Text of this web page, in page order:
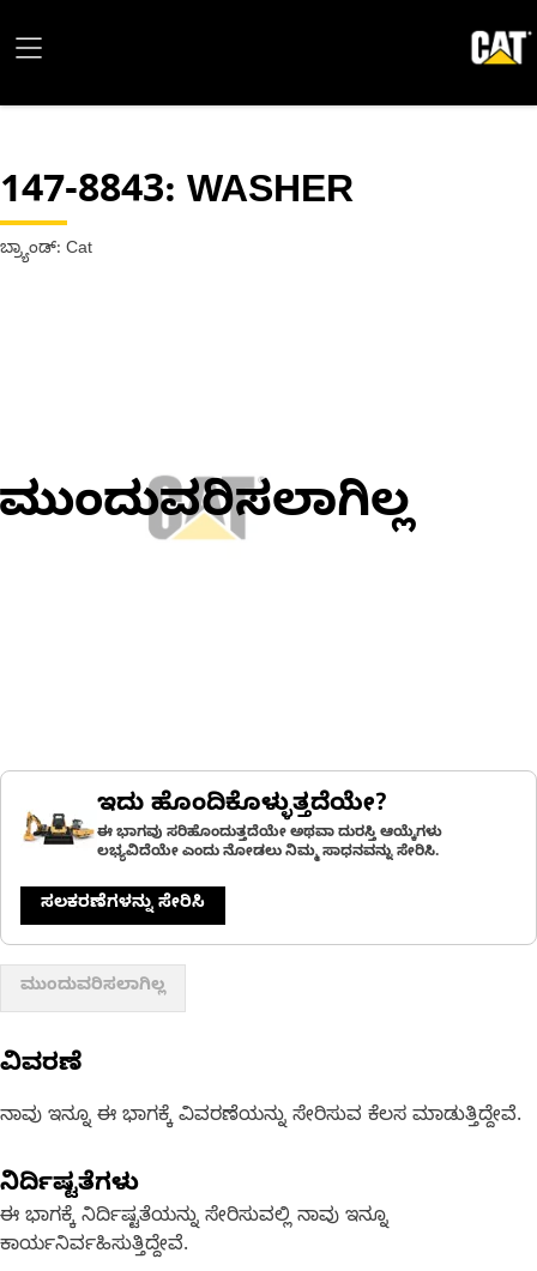
147-8843: WASHER
ಬ್ರ್ಯಾಂಡ್: Cat
ಮುಂದುವರಿಸಲಾಗಿಲ್ಲ
ಇದು ಹೊಂದಿಕೊಳ್ಳುತ್ತದೆಯೇ?
ಈ ಭಾಗವು ಸರಿಹೊಂದುತ್ತದೆಯೇ ಅಥವಾ ದುರಸ್ತಿ ಆಯ್ಕೆಗಳು
ಲಭ್ಯವಿದೆಯೇ ಎಂದು ನೋಡಲು ನಿಮ್ಮ ಸಾಧನವನ್ನು ಸೇರಿಸಿ.
ಸಲಕರಣೆಗಳನ್ನು ಸೇರಿಸಿ
ಮುಂದುವರಿಸಲಾಗಿಲ್ಲ
ವಿವರಣೆ
ನಾವು ಇನ್ನೂ ಈ ಭಾಗಕ್ಕೆ ವಿವರಣೆಯನ್ನು ಸೇರಿಸುವ ಕೆಲಸ ಮಾಡುತ್ತಿದ್ದೇವೆ.
ನಿರ್ದಿಷ್ಟತೆಗಳು
ಈ ಭಾಗಕ್ಕೆ ನಿರ್ದಿಷ್ಟತೆಯನ್ನು ಸೇರಿಸುವಲ್ಲಿ ನಾವು ಇನ್ನೂ
ಕಾರ್ಯನಿರ್ವಹಿಸುತ್ತಿದ್ದೇವೆ.